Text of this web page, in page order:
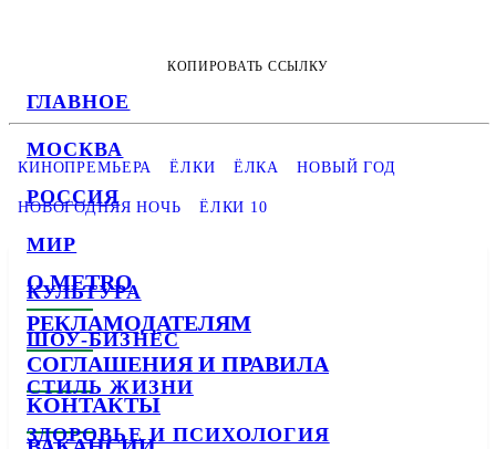
ГЛАВНОЕ
МОСКВА
РОССИЯ
МИР
КУЛЬТУРА
ШОУ-БИЗНЕС
СТИЛЬ ЖИЗНИ
ЗДОРОВЬЕ И ПСИХОЛОГИЯ
КОПИРОВАТЬ ССЫЛКУ
КИНОПРЕМЬЕРА ЁЛКИ ЁЛКА НОВЫЙ ГОД
НОВОГОДНЯЯ НОЧЬ ЁЛКИ 10
О METRO
РЕКЛАМОДАТЕЛЯМ
СОГЛАШЕНИЯ И ПРАВИЛА
КОНТАКТЫ